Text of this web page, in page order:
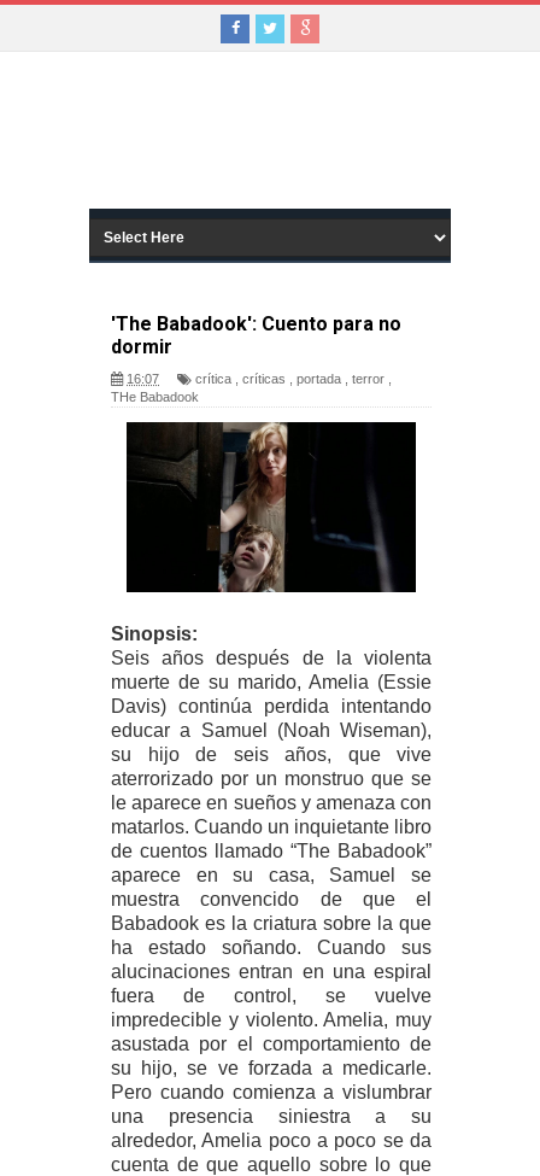
'The Babadook': Cuento para no
dormir
16:07 crítica críticas portada terror
THe Babadook
Sinopsis:
Seis años después de la violenta
muerte de su marido, Amelia (Essie
Davis) continúa perdida intentando
educar a Samuel (Noah Wiseman),
su hijo de seis años, que vive
aterrorizado por un monstruo que se
le aparece en sueños y amenaza con
matarlos. Cuando un inquietante libro
de cuentos llamado “The Babadook”
aparece en su casa, Samuel se
muestra convencido de que el
Babadook es la criatura sobre la que
ha estado soñando. Cuando sus
alucinaciones entran en una espiral
fuera de control, se vuelve
impredecible y violento. Amelia, muy
asustada por el comportamiento de
su hijo, se ve forzada a medicarle.
Pero cuando comienza a vislumbrar
una presencia siniestra a su
alrededor, Amelia poco a poco se da
cuenta de que aquello sobre lo que